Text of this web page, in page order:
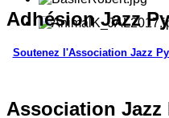
AdhésionJazz
Soutenez l'Association Jazz
Association Jazz